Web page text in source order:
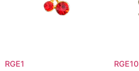
RGE1 RGE10